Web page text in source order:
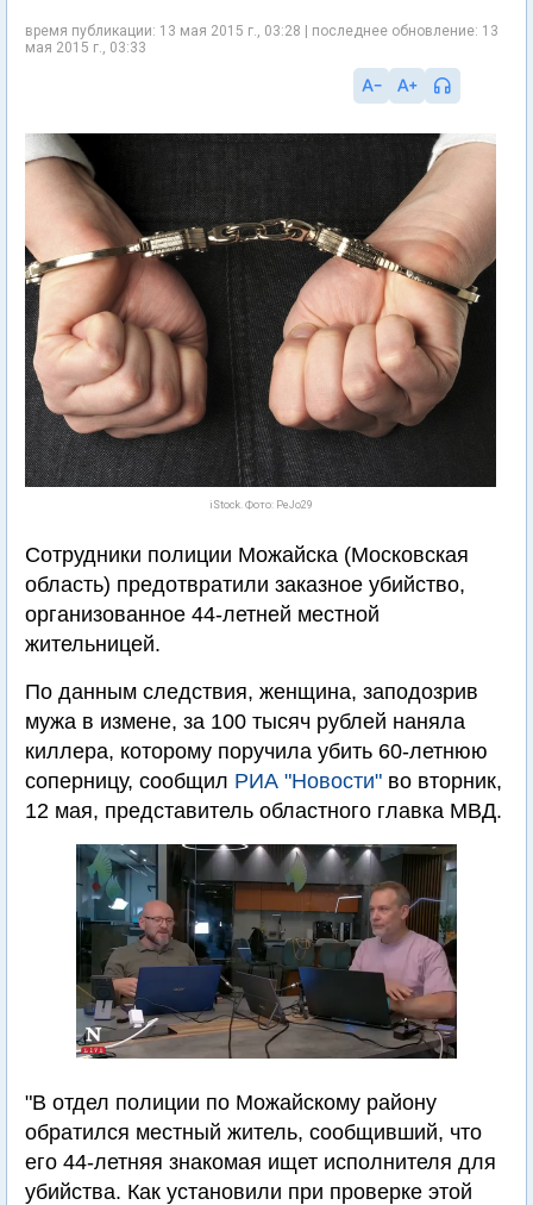
время публикации: 13 мая 2015 г., 03:28 | последнее обновление: 13
мая 2015 г., 03:33
iStock. Фото: PeJo29
Сотрудники полиции Можайска (Московская
область) предотвратили заказное убийство,
организованное 44-летней местной
жительницей.
По данным следствия, женщина, заподозрив
мужа в измене, за 100 тысяч рублей наняла
киллера, которому поручила убить 60-летнюю
соперницу, сообщил РИА "Новости" во вторник,
12 мая, представитель областного главка МВД.
"В отдел полиции по Можайскому району
обратился местный житель, сообщивший, что
его 44-летняя знакомая ищет исполнителя для
убийства. Как установили при проверке этой